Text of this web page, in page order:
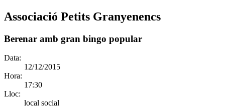
Associació Petits Granyenencs
Berenar amb gran bingo popular
Data:
12/12/2015
Hora:
17:30
Lloc:
local social